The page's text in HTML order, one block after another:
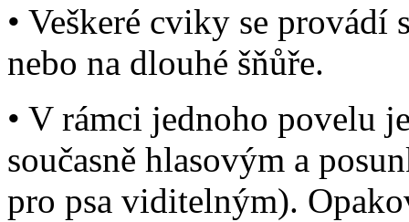
• Veškeré cviky se
nebo na dlouhé šňůře.
• V rámci jednoho povelu
současně hlasovým a
pro psa viditelným).